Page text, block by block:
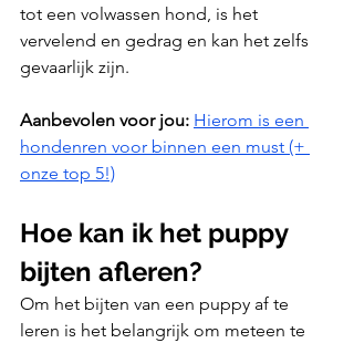
tot een volwassen hond, is het
vervelend en gedrag en kan het zelfs
gevaarlijk zijn.
Aanbevolen voor jou: Hierom is een
hondenren voor binnen een must (+
onze top 5!)
Hoe kan ik het puppy
bijten afleren?
Om het bijten van een puppy af te
leren is het belangrijk om meteen te